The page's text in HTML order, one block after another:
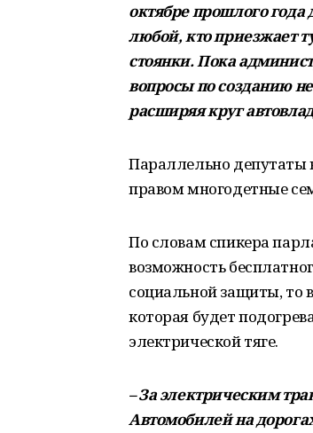
октябре прошлого года
любой, кто приезжает
стоянки. Пока
вопросы по созданию
расширяя круг
Параллельно депутаты
правом многодетные
По словам спикера
возможность
социальной защиты, то
которая будет
электрической тяге.
– За электрическим
Автомобилей на